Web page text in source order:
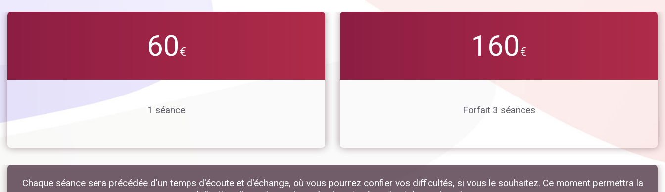
60€
1 séance
160€
Forfait 3 séances
Chaque séance sera précédée d'un temps d'écoute et d'échange, où vous pourrez confier vos difficultés, si vous le souhaitez. Ce moment permettra la